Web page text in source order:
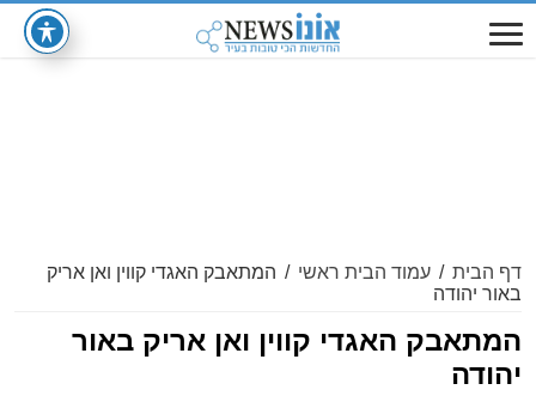
דף הבית / עמוד הבית ראשי / המתאבק האגדי קווין ואן אריק
באור יהודה
המתאבק האגדי קווין ואן אריק באור
יהודה